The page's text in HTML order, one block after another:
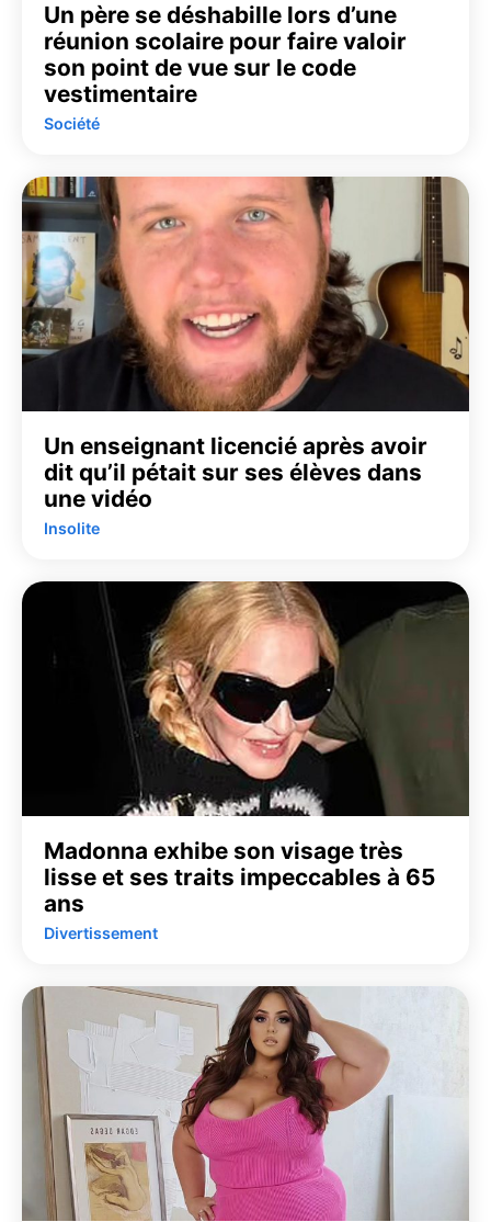
Un père se déshabille lors d’une
réunion scolaire pour faire valoir
son point de vue sur le code
vestimentaire
Société
Un enseignant licencié après avoir
dit qu’il pétait sur ses élèves dans
une vidéo
Insolite
Madonna exhibe son visage très
lisse et ses traits impeccables à 65
ans
Divertissement